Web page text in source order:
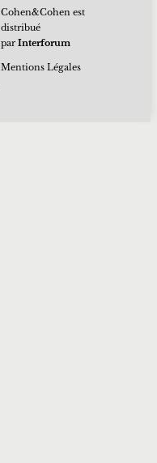
Cohen&Cohen est
distribué
parInterforum
Mentions Légales